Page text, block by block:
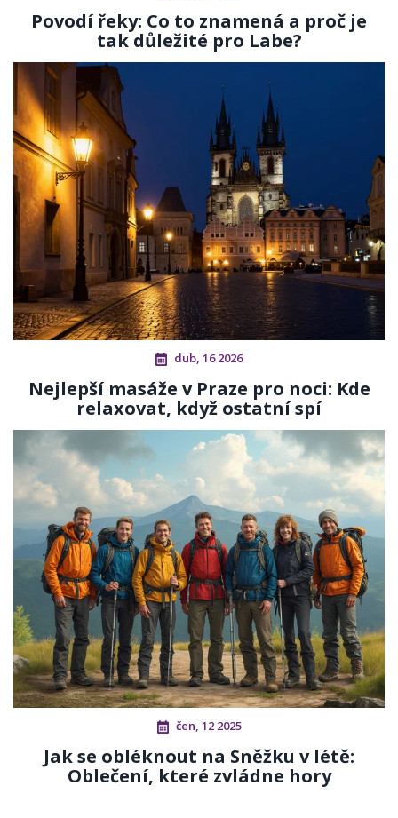
Povodí řeky: Co to znamená a proč je
tak důležité pro Labe?
dub, 16 2026
Nejlepší masáže v Praze pro noci: Kde
relaxovat, když ostatní spí
čen, 12 2025
Jak se obléknout na Sněžku v létě:
Oblečení, které zvládne hory